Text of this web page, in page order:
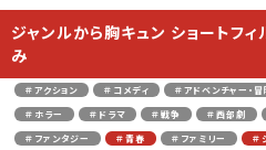
ジャンルから胸キュン ショートフ
み
＃アクション ＃コメディ ＃アドベンチャー・冒
＃ホラー
＃ドラマ ＃戦争 ＃西部劇
＃ファンタジー
＃青春 ＃ファミリー ＃